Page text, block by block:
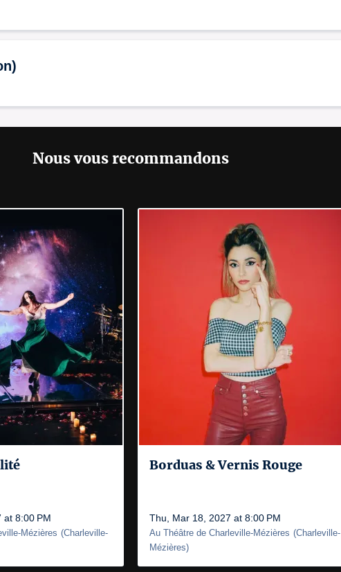
Nous vous recommandons
at 8:00 PM
Mézières (Charleville-
Borduas & Vernis Rouge
Thu, Mar 18, 2027 at 8:00 PM
Au Théâtre de Charleville-Mézières (Charleville-
Mézières)